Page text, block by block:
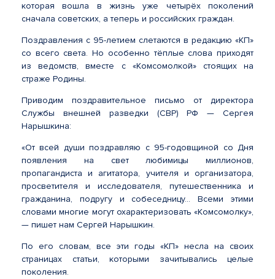
которая вошла в жизнь уже четырёх поколений
сначала советских, а теперь и российских граждан.
Поздравления с 95-летием слетаются в редакцию «КП»
со всего света. Но особенно тёплые слова приходят
из ведомств, вместе с «Комсомолкой» стоящих на
страже Родины.
Приводим поздравительное письмо от директора
Службы внешней разведки (СВР) РФ — Сергея
Нарышкина:
«От всей души поздравляю с 95-годовщиной со Дня
появления на свет любимицы миллионов,
пропагандиста и агитатора, учителя и организатора,
просветителя и исследователя, путешественника и
гражданина, подругу и собеседницу… Всеми этими
словами многие могут охарактеризовать «Комсомолку»,
— пишет нам Сергей Нарышкин.
По его словам, все эти годы «КП» несла на своих
страницах статьи, которыми зачитывались целые
поколения.